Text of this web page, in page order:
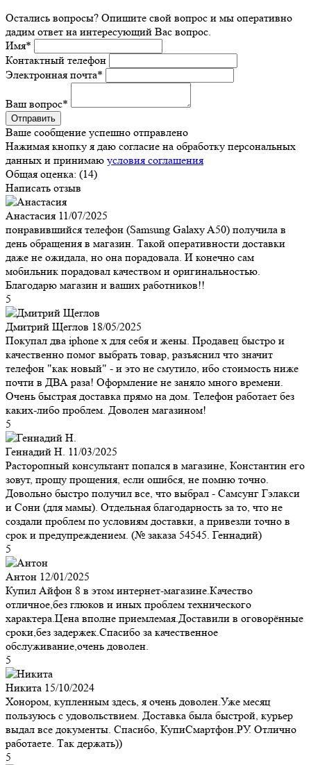
Остались вопросы? Опишите свой вопрос и мы оперативно
дадим ответ на интересующий Вас вопрос.
Имя*
Контактный телефон
Электронная почта*
Ваш вопрос*
Ваше сообщение успешно отправлено
Нажимая кнопку я даю согласие на обработку персональных
данных и принимаю условия соглашения
Общая оценка: (14)
Написать отзыв
Анастасия 11/07/2025
понравившийся телефон (Samsung Galaxy A50) получила в
день обращения в магазин. Такой оперативности доставки
даже не ожидала, но она порадовала. И конечно сам
мобильник порадовал качеством и оригинальностью.
Благодарю магазин и ваших работников!!
5
Дмитрий Щеглов 18/05/2025
Покупал два iphone x для себя и жены. Продавец быстро и
качественно помог выбрать товар, разъяснил что значит
телефон "как новый" - и это не смутило, ибо стоимость ниже
почти в ДВА раза! Оформление не заняло много времени.
Очень быстрая доставка прямо на дом. Телефон работает без
каких-либо проблем. Доволен магазином!
5
Геннадий Н. 11/03/2025
Расторопный консультант попался в магазине, Константин его
зовут, прощу прощения, если ошибся, не помню точно.
Довольно быстро получил все, что выбрал - Самсунг Гэлакси
и Сони (для мамы). Отдельная благодарность за то, что не
создали проблем по условиям доставки, а привезли точно в
срок и предупреждением. (№ заказа 54545. Геннадий)
5
Антон 12/01/2025
Купил Айфон 8 в этом интернет-магазине.Качество
отличное,без глюков и иных проблем технического
характера.Цена вполне приемлемая.Доставили в оговорённые
сроки,без задержек.Спасибо за качественное
обслуживание,очень доволен.
5
Никита 15/10/2024
Хонором, купленным здесь, я очень доволен.Уже месяц
пользуюсь с удовольствием. Доставка была быстрой, курьер
выдал все документы. Спасибо, КупиСмартфон.РУ. Отлично
работаете. Так держать))
5